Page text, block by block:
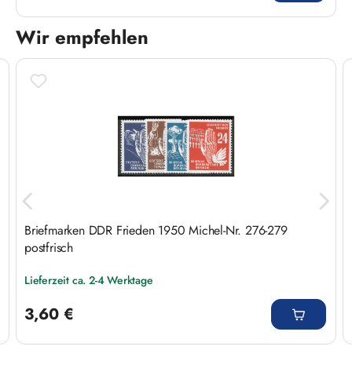
Wir empfehlen
Produktgalerie überspringen
Briefmarken DDR Frieden 1950 Michel-Nr. 276-279
postfrisch
Lieferzeit ca. 2-4 Werktage
3,60 €